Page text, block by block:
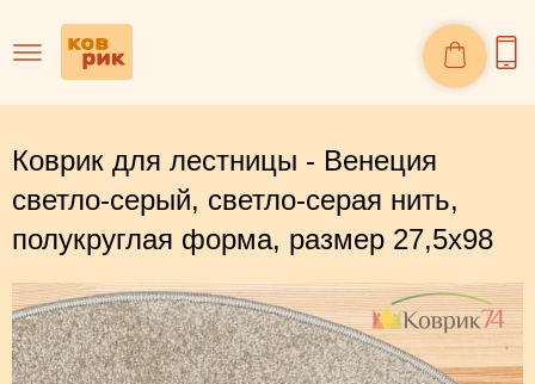
Коврик для лестницы - Венеция
светло-серый, светло-серая нить,
полукруглая форма, размер 27,5х98